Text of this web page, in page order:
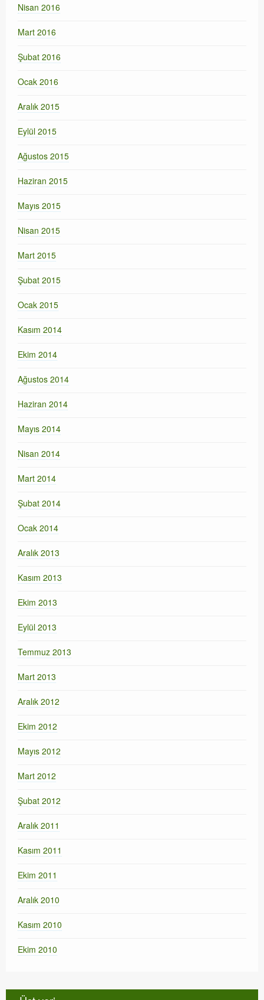
Nisan 2016
Mart 2016
Şubat 2016
Ocak 2016
Aralık 2015
Eylül 2015
Ağustos 2015
Haziran 2015
Mayıs 2015
Nisan 2015
Mart 2015
Şubat 2015
Ocak 2015
Kasım 2014
Ekim 2014
Ağustos 2014
Haziran 2014
Mayıs 2014
Nisan 2014
Mart 2014
Şubat 2014
Ocak 2014
Aralık 2013
Kasım 2013
Ekim 2013
Eylül 2013
Temmuz 2013
Mart 2013
Aralık 2012
Ekim 2012
Mayıs 2012
Mart 2012
Şubat 2012
Aralık 2011
Kasım 2011
Ekim 2011
Aralık 2010
Kasım 2010
Ekim 2010